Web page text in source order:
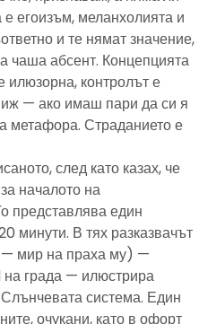
е егоизъм, меланхолията и
и те нямат значение,
чаша абсент. Концепцията
илюзорна, контролът е
— ако имаш пари да си я
метафора. Страданието е
след като казах, че
началото на
представлява един
минути. В тях разказвачът
мир на праха му) —
града — илюстрира
система. Един
очукани, като в офорт